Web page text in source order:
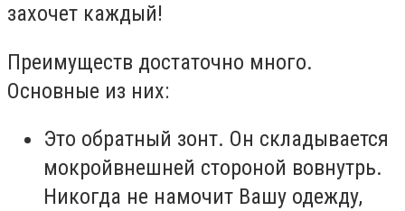
захочет каждый!
Преимуществ достаточно много.
Основные из них:
Это обратный зонт. Он складывается
мокройвнешней стороной вовнутрь.
Никогда не намочит Вашу одежду,